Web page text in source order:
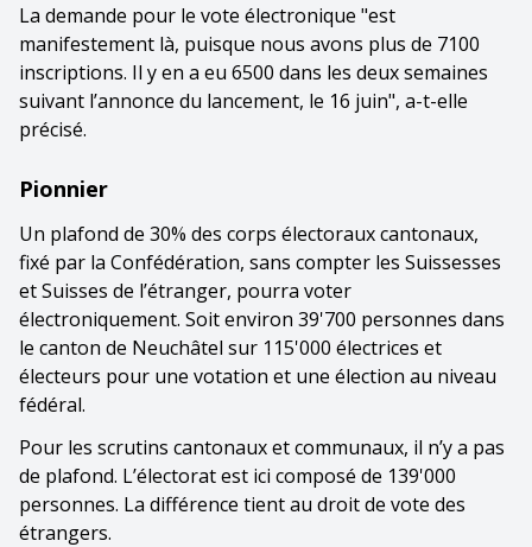
La demande pour le vote électronique "est
manifestement là, puisque nous avons plus de 7100
inscriptions. Il y en a eu 6500 dans les deux semaines
suivant l’annonce du lancement, le 16 juin", a-t-elle
précisé.
Pionnier
Un plafond de 30% des corps électoraux cantonaux,
fixé par la Confédération, sans compter les Suissesses
et Suisses de l’étranger, pourra voter
électroniquement. Soit environ 39'700 personnes dans
le canton de Neuchâtel sur 115'000 électrices et
électeurs pour une votation et une élection au niveau
fédéral.
Pour les scrutins cantonaux et communaux, il n’y a pas
de plafond. L’électorat est ici composé de 139'000
personnes. La différence tient au droit de vote des
étrangers.